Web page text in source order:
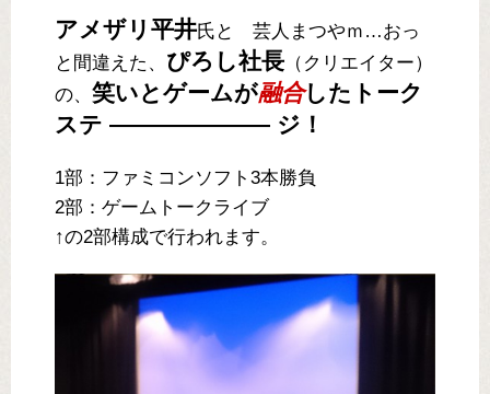
アメザリ平井氏と 芸人まつやｍ…おっ
と間違えた、 ぴろし社長 （クリエイター）
の、 笑いとゲームが融合したトーク
ステ ――――――― ジ！
1部：ファミコンソフト3本勝負
2部：ゲームトークライブ
↑の2部構成で行われます。